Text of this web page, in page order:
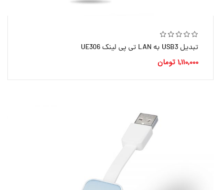
تبدیل USB3 به LAN تی پی لینک UE306
1,110,000 تومان